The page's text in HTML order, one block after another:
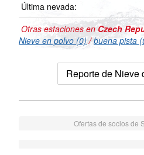
Última nevada:
Otras estaciones enCzech
Nieve en polvo (0)/buena pista
Reporte de Nieve
Ofertas de socios de